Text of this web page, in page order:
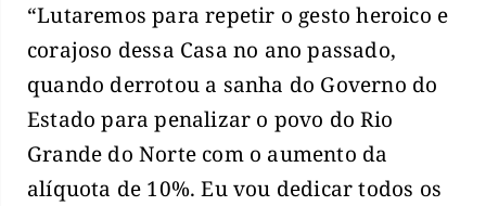
“Lutaremos para repetir o gesto heroico e
corajoso dessa Casa no ano passado,
quando derrotou a sanha do Governo do
Estado para penalizar o povo do Rio
Grande do Norte com o aumento da
alíquota de 10%. Eu vou dedicar todos os